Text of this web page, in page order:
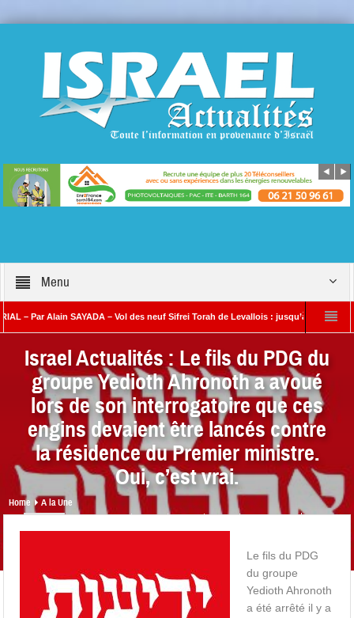
Menu
Alain SAYADA – Vol des neuf Sifrei Torah de Levallois : jusqu’à quand le silence ?
Benjamin Netanyahou à l’Iran : « Si vous nous attaquez, notre riposte
Israel Actualités : Le fils du PDG du
groupe Yedioth Ahronoth a avoué
lors de son interrogatoire que ces
engins devaient être lancés contre
la résidence du Premier ministre.
Oui, c’est vrai.
Home A la Une
Le fils du PDG
du groupe
Yedioth Ahronoth
a été arrêté il y a